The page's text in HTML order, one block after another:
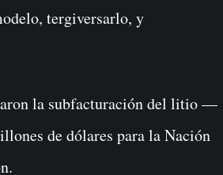
tergiversarlo, y
la subfacturación del litio —
de dólares para la Nación